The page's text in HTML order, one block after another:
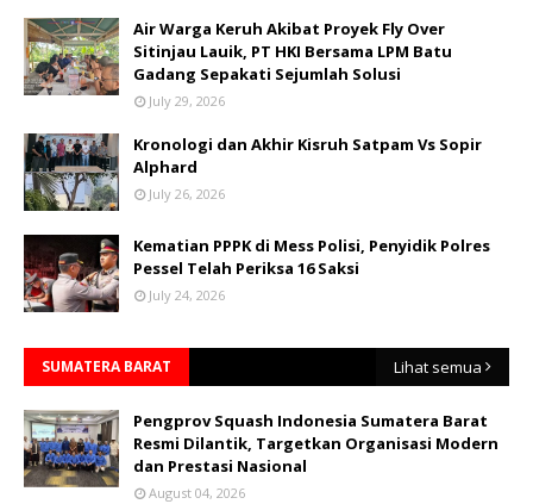
Air Warga Keruh Akibat Proyek Fly Over
Sitinjau Lauik, PT HKI Bersama LPM Batu
Gadang Sepakati Sejumlah Solusi
July 29, 2026
Kronologi dan Akhir Kisruh Satpam Vs Sopir
Alphard
July 26, 2026
Kematian PPPK di Mess Polisi, Penyidik Polres
Pessel Telah Periksa 16 Saksi
July 24, 2026
SUMATERA BARAT Lihat semua
Pengprov Squash Indonesia Sumatera Barat
Resmi Dilantik, Targetkan Organisasi Modern
dan Prestasi Nasional
August 04, 2026